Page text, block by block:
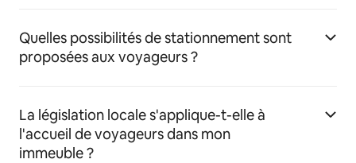
Quelles possibilités de stationnement sont
proposées aux voyageurs ?
La législation locale s'applique-t-elle à
l'accueil de voyageurs dans mon
immeuble ?